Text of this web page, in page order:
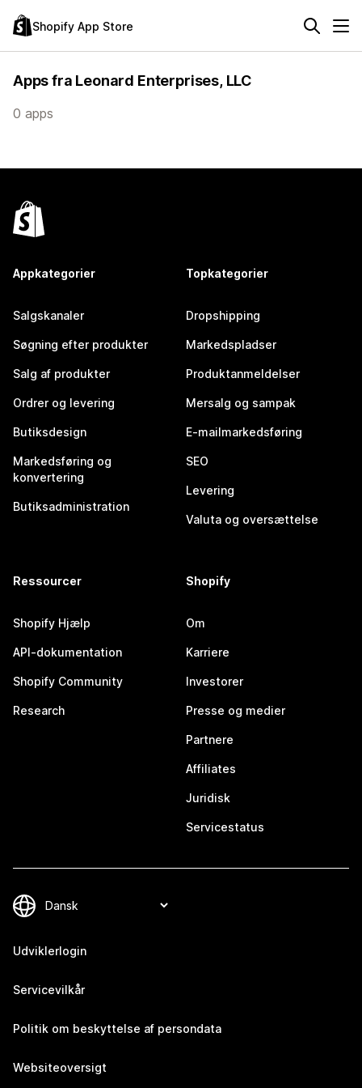
Shopify App Store
Apps fra Leonard Enterprises, LLC
0 apps
Appkategorier
Salgskanaler
Søgning efter produkter
Salg af produkter
Ordrer og levering
Butiksdesign
Markedsføring og
konvertering
Butiksadministration
Topkategorier
Dropshipping
Markedspladser
Produktanmeldelser
Mersalg og sampak
E-mailmarkedsføring
SEO
Levering
Valuta og oversættelse
Ressourcer
Shopify Hjælp
API-dokumentation
Shopify Community
Research
Shopify
Om
Karriere
Investorer
Presse og medier
Partnere
Affiliates
Juridisk
Servicestatus
Udviklerlogin
Servicevilkår
Politik om beskyttelse af persondata
Websiteoversigt